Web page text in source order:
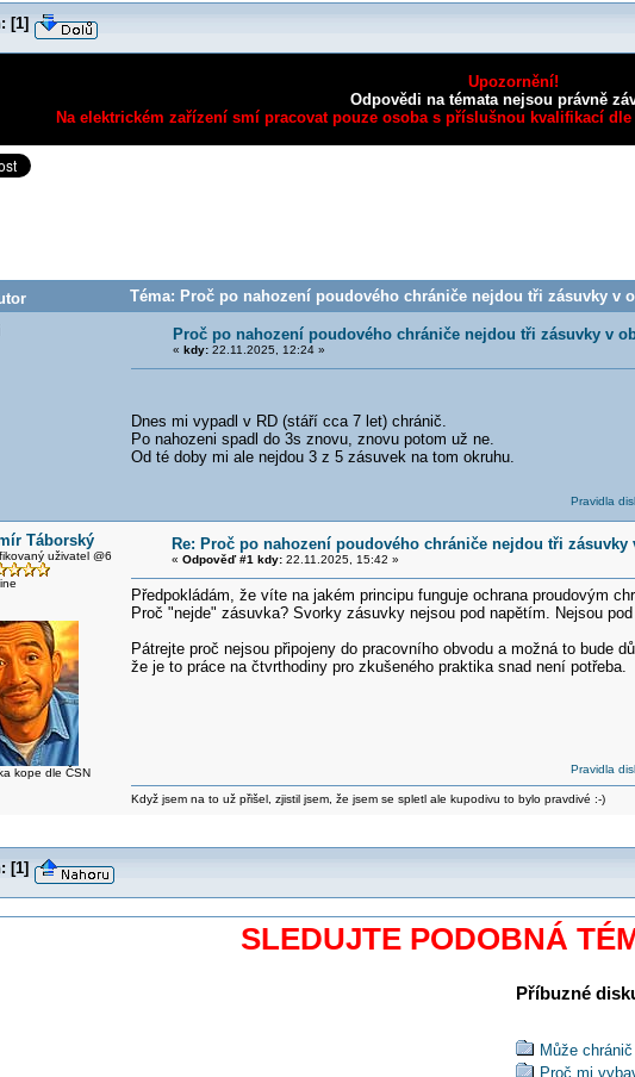
[1]
Upozornění!
Odpovědi na témata nejsou právně
Na elektrickém zařízení smí pracovat pouze osoba s příslušnou kvalifikací dle
Téma: Proč po nahození poudového chrániče nejdou tři zásuvky v
Proč po nahození poudového chrániče nejdou tři zásuvky v
« kdy:22.11.2025, 12:24 »
Dnes mi vypadl v RD (stáří cca 7 let) chránič.
Po nahozeni spadl do 3s znovu, znovu potom už ne.
Od té doby mi ale nejdou 3 z 5 zásuvek na tom okruhu.
Pravidla
Táborský
uživatel @6
kope dle ČSN
Re: Proč po nahození poudového chrániče nejdou tři zásuvky
« Odpověď #1 kdy:22.11.2025, 15:42 »
Předpokládám, že víte na jakém principu funguje ochrana proudovým
Proč "nejde" zásuvka? Svorky zásuvky nejsou pod napětím. Nejsou
Pátrejte proč nejsou připojeny do pracovního obvodu a možná to bude
že je to práce na čtvrthodiny pro zkušeného praktika snad není potřeba.
Pravidla
Když jsem na to už přišel, zjistil jsem, že jsem se spletl ale kupodivu to bylo pravdivé :-)
[1]
SLEDUJTE PODOBNÁ
Příbuzné
Může
Proč mi